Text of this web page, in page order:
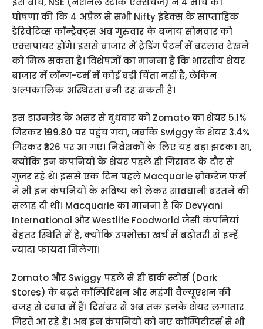
घोषणा की कि 4 अप्रैल से सभी Nifty इंडेक्स के साप्ताहिक
डेरिवेटिव्स कॉन्ट्रैक्ट्स अब गुरुवार के बजाय सोमवार को
एक्सपायर होंगे। इससे बाजार में ट्रेडिंग पैटर्न में बदलाव देखने
को मिल सकता है। विशेषज्ञों का मानना है कि भारतीय शेयर
बाजार में लॉन्ग-टर्म में कोई बड़ी चिंता नहीं है, लेकिन
अल्पकालिक अस्थिरता बनी रह सकती है।
इस डाउनग्रेड के असर से बुधवार को Zomato का शेयर 5.1%
गिरकर ₹199.80 पर पहुंच गया, जबकि Swiggy के शेयर 3.4%
गिरकर ₹326 पर आ गए। निवेशकों के लिए यह बड़ा झटका था,
क्योंकि इन कंपनियों के शेयर पहले ही गिरावट के दौर से
गुजर रहे थे। इससे एक दिन पहले Macquarie ब्रोकरेज फर्म
ने भी इन कंपनियों के भविष्य को लेकर सावधानी बरतने की
सलाह दी थी। Macquarie का मानना है कि Devyani
International और Westlife Foodworld जैसी कंपनियां
बेहतर स्थिति में हैं, क्योंकि उपभोक्ता खर्च में बढ़ोतरी से इन्हें
ज्यादा फायदा मिलेगा।
Zomato और Swiggy पहले से ही डार्क स्टोर्स (Dark
Stores) के बढ़ते कॉम्पिटिशन और महंगी वैल्यूएशन की
वजह से दबाव में हैं। दिसंबर से अब तक इनके शेयर लगातार
गिरते आ रहे हैं। अब इन कंपनियों को नए कॉम्पिटीटर्स से भी